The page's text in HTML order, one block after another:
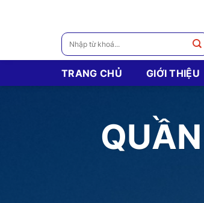
Tìm
kiếm:
TRANG CHỦ GIỚI THIỆU